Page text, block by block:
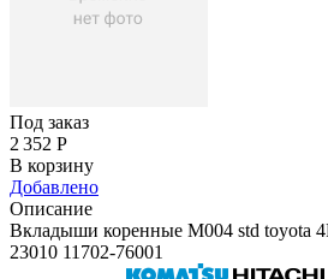
Под заказ
2 352 Р
В корзину
Добавлено
Описание
Вкладыши коренные M004 std toyota
23010 11702-76001